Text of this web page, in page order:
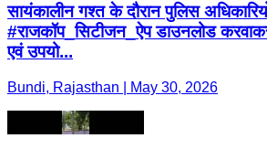
सायंकालीन गश्त के दौरान पुलिस
#राजकॉप_सिटीजन_ऐप डाउनलोड
एवं उपयो...
Bundi, Rajasthan | May 30, 2026